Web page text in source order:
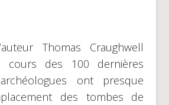
Thomas Craughwell
cours des 100 dernières
ont presque
des tombes de